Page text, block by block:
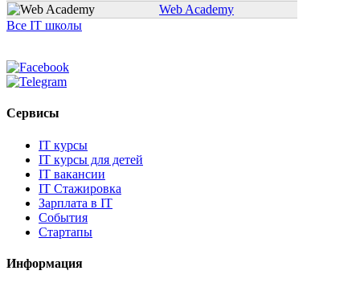
Web Academy
Все IT школы
Сервисы
IT курсы
IT курсы для детей
IT вакансии
IT Стажировка
Зарплата в IT
События
Стартапы
Информация